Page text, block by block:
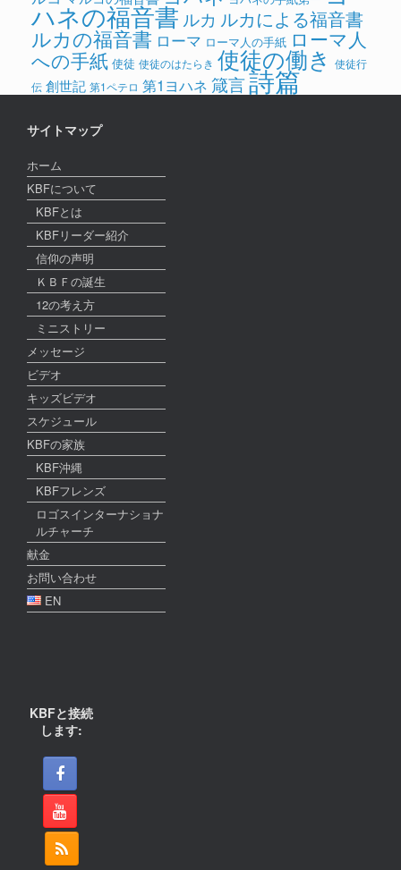
ハネの福音書 ルカ ルカによる福音書
ルカの福音書 ローマ ローマ人の手紙 ローマ人
への手紙 使徒 使徒のはたらき 使徒の働き 使徒行
伝 創世記 第1ペテロ 第1ヨハネ 箴言詩篇
サイトマップ
ホーム
KBFについて
KBFとは
KBFリーダー紹介
信仰の声明
ＫＢＦの誕生
12の考え方
ミニストリー
メッセージ
ビデオ
キッズビデオ
スケジュール
KBFの家族
KBF沖縄
KBFフレンズ
ロゴスインターナショナ
ルチャーチ
献金
お問い合わせ
EN
KBFと接続
します: